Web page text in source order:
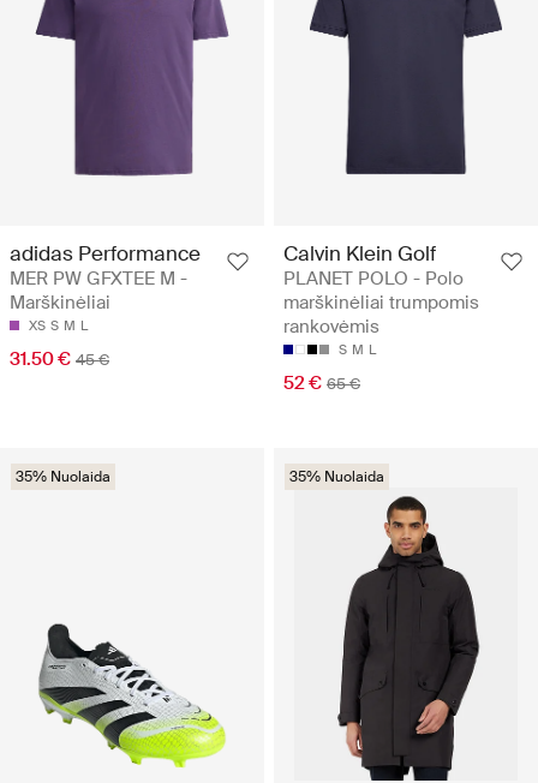
adidas Performance
MER PW GFXTEE M -
Marškinėliai
XS S M L
31.50 € 45 €
Calvin Klein Golf
PLANET POLO - Polo
marškinėliai trumpomis
rankovėmis
S M L
52 € 65 €
35% Nuolaida 35% Nuolaida